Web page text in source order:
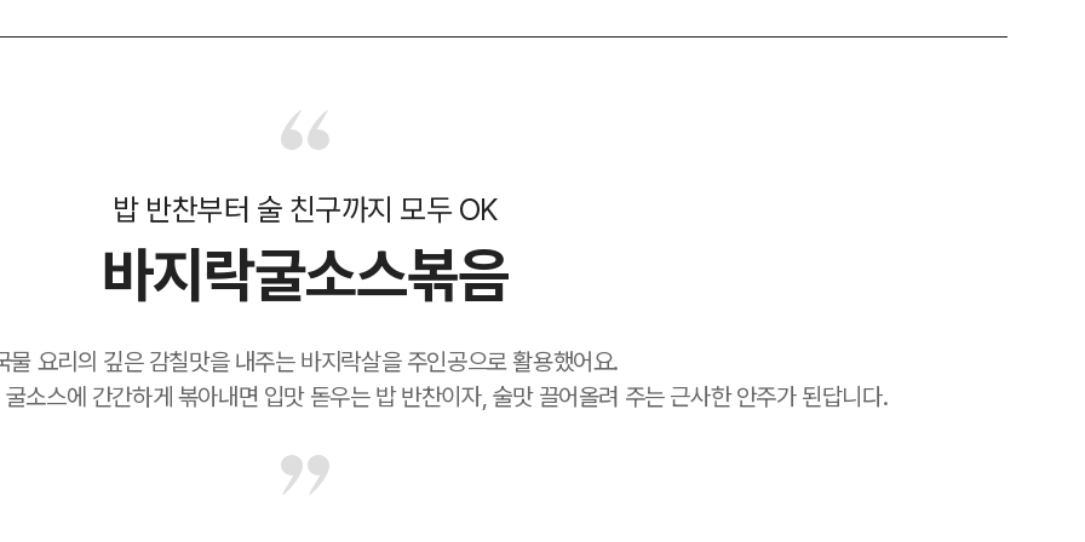
밥 반찬부터 술 친구까지 모두 OK
바지락굴소스볶음
물 요리의 깊은 감칠맛을 내주는 바지락살을 주인공으로 활용했어요.
소스에 간간하게 볶아내면 입맛 돋우는 밥 반찬이자, 술맛 끌어올려 주는 근사한 안주가 된답니다.